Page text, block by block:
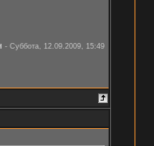
- Суббота, 12.09.2009, 15:49